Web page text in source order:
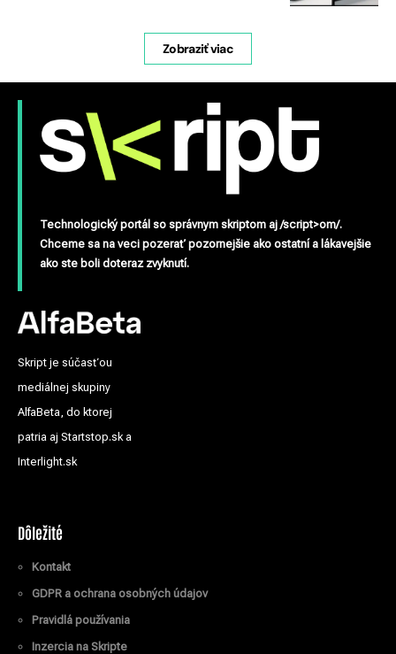
Zobraziť viac
Technologický portál so správnym skriptom aj /script>om/.
Chceme sa na veci pozerať pozornejšie ako ostatní a lákavejšie
ako ste boli doteraz zvyknutí.
Skript je súčasťou
mediálnej skupiny
AlfaBeta, do ktorej
patria aj Startstop.sk a
Interlight.sk
Dôležité
Kontakt
GDPR a ochrana osobných údajov
Pravidlá používania
Inzercia na Skripte